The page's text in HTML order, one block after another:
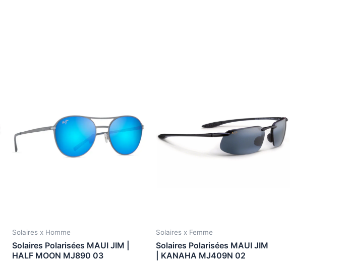
Solaires x Homme
Solaires Polarisées MAUI JIM |
HALF MOON MJ890 03
Solaires x Femme
Solaires Polarisées MAUI JIM
| KANAHA MJ409N 02